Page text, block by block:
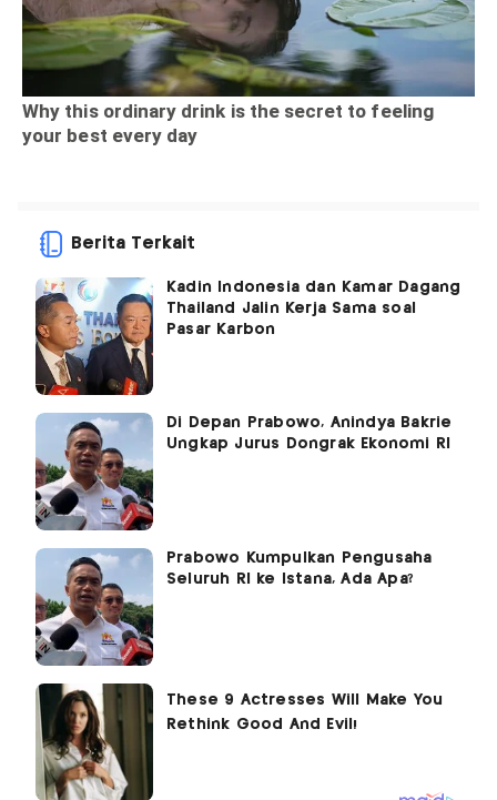
Berita Terkait
Kadin Indonesia dan Kamar Dagang
Thailand Jalin Kerja Sama soal
Pasar Karbon
Di Depan Prabowo, Anindya Bakrie
Ungkap Jurus Dongrak Ekonomi RI
Prabowo Kumpulkan Pengusaha
Seluruh RI ke Istana, Ada Apa?